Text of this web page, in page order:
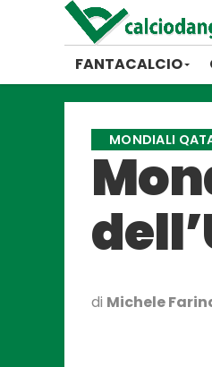
FANTACALCIO
MONDIALI
di Michele